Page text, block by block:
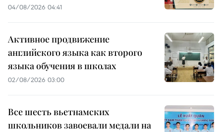
04/08/2026 04:41
Активное продвижение
английского языка как второго
языка обучения в школах
02/08/2026 03:00
Все шесть вьетнамских
школьников завоевали медали на